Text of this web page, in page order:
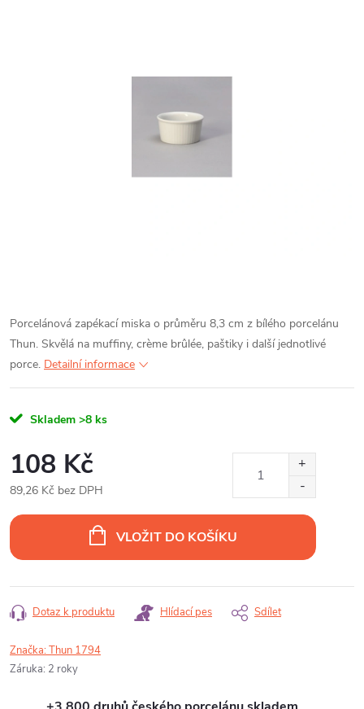
Porcelánová zapékací miska o průměru 8,3 cm z bílého porcelánu
Thun. Skvělá na muffiny, crème brûlée, paštiky i další jednotlivé
porce. Detailní informace
Skladem >8 ks
108 Kč
89,26 Kč bez DPH
cena:
VLOŽIT DO KOŠÍKU
Dotaz k produktu Hlídací pes Sdílet
Značka:Thun 1794
Záruka: 2 roky